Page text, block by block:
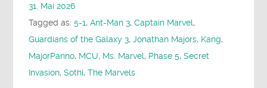
31. Mai 2026
Tagged as:5-1,Ant-Man 3,Captain Marvel,
Guardians of the Galaxy 3,Jonathan Majors, Kang,
MajorPanno, MCU, Ms. Marvel, Phase 5,Secret
Invasion,Sothi,The Marvels